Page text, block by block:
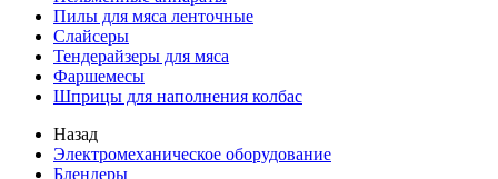
Пилы для мяса ленточные
Слайсеры
Тендерайзеры для мяса
Фаршемесы
Шприцы для наполнения колбас
Назад
Электромеханическое оборудование
Блендеры